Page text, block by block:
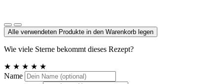
Alle verwendeten Produkte in den Warenkorb legen
Wie viele Sterne bekommt dieses Rezept?
★ ★ ★ ★ ★
Name